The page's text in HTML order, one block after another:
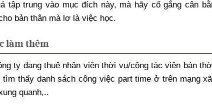
tập trung vào mục đích này, mà hãy cố gắng cân
bản thân mà lơ là việc học.
làm thêm
ty đang thuê nhân viên thời vụ/cộng tác viên bán
tìm thấy danh sách công việc part time ở trên mạng
quanh,..